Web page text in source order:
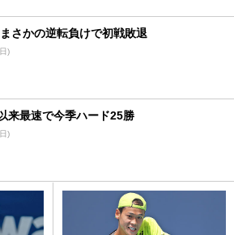
さかの逆転負けで初戦敗退
)
来最速で今季ハード25勝
)